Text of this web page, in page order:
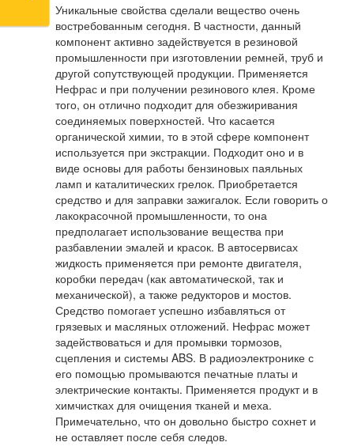
Уникальные свойства сделали вещество очень
востребованным сегодня. В частности, данный
компонент активно задействуется в резиновой
промышленности при изготовлении ремней, труб и
другой сопутствующей продукции. Применяется
Нефрас и при получении резинового клея. Кроме
того, он отлично подходит для обезжиривания
соединяемых поверхностей. Что касается
органической химии, то в этой сфере компонент
используется при экстракции. Подходит оно и в
виде основы для работы бензиновых паяльных
ламп и каталитических грелок. Приобретается
средство и для заправки зажигалок. Если говорить о
лакокрасочной промышленности, то она
предполагает использование вещества при
разбавлении эмалей и красок. В автосервисах
жидкость применяется при ремонте двигателя,
коробки передач (как автоматической, так и
механической), а также редукторов и мостов.
Средство помогает успешно избавляться от
грязевых и масляных отложений. Нефрас может
задействоваться и для промывки тормозов,
сцепления и системы ABS. В радиоэлектронике с
его помощью промываются печатные платы и
электрические контакты. Применяется продукт и в
химчистках для очищения тканей и меха.
Примечательно, что он довольно быстро сохнет и
не оставляет после себя следов.